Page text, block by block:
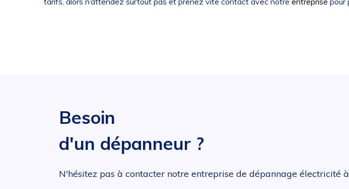
Besoin
d'un dépanneur ?
N'hésitez pas à contacter notre entreprise de dépannage électricité